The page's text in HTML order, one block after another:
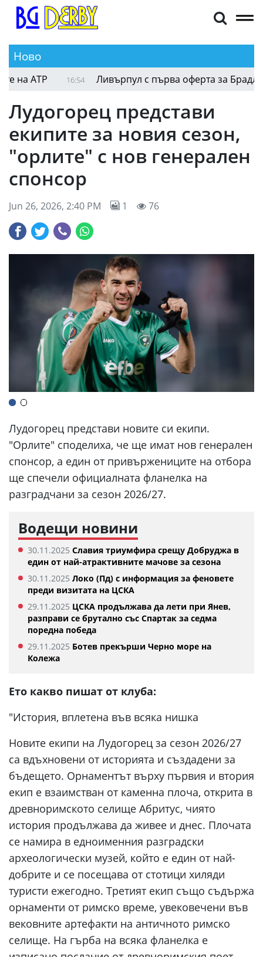
Ново
АТР Ливърпул с първа оферта за Брадли
Лудогорец представи
екипите за новия сезон,
"орлите" с нов генерален
спонсор
Jun 26, 2026, 2:40 PM 1 76
Лудогорец представи новите си екипи.
"Орлите" споделиха, че ще имат нов генерален
спонсор, а един от привържениците на отбора
ще спечели официалната фланелка на
разградчани за сезон 2026/27.
Водещи новини
30.11.2025 Славия триумфира срещу Добруджа в
един от най-атрактивните мачове за сезона
30.11.2025 Локо (Пд) с информация за феновете
преди визитата на ЦСКА
29.11.2025 ЦСКА продължава да лети при Янев,
разправи се брутално със Спартак за седма
поредна победа
29.11.2025 Ботев прекърши Черно море на
Колежа
Ето какво пишат от клуба:
"История, вплетена във всяка нишка
Новите екипи на Лудогорец за сезон 2026/27
са вдъхновени от историята и създадени за
бъдещето. Орнаментът върху първия и втория
екип е взаимстван от каменна плоча, открита в
древноримското селище Абритус, чиято
история продължава да живее и днес. Плочата
се намира в едноименния разградски
археологически музей, който е един от най-
добрите и се посещава от стотици хиляди
туристи ежегодно. Третият екип също съдържа
орнаменти от римско време, увековечени във
вековните артефакти на античното римско
селище. На гърба на всяка фланелка е